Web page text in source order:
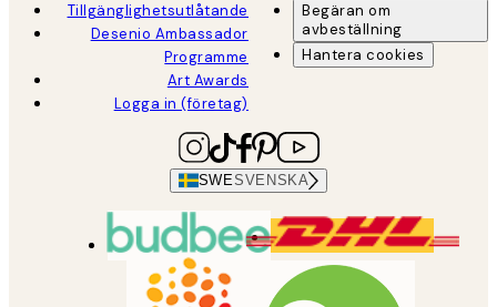
Tillgänglighetsutlåtande
Desenio Ambassador
Programme
Art Awards
Logga in (företag)
Begäran om
avbeställning
Hantera cookies
SWESVENSKA